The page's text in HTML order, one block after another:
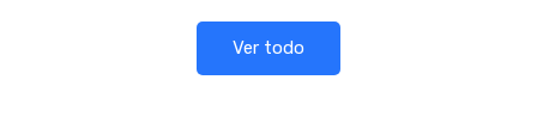
Ver todo